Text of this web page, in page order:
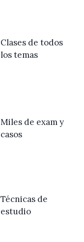
Clases de todos
los temas
Miles de exam y
casos
Técnicas de
estudio